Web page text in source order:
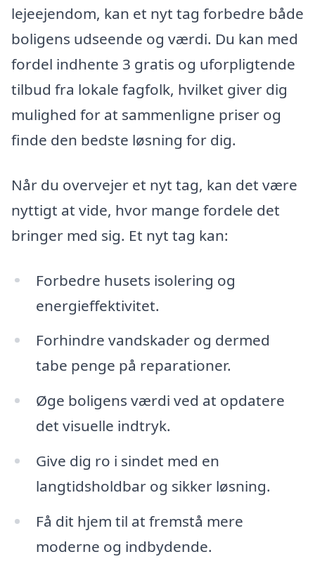
lejeejendom, kan et nyt tag forbedre både
boligens udseende og værdi. Du kan med
fordel indhente 3 gratis og uforpligtende
tilbud fra lokale fagfolk, hvilket giver dig
mulighed for at sammenligne priser og
finde den bedste løsning for dig.
Når du overvejer et nyt tag, kan det være
nyttigt at vide, hvor mange fordele det
bringer med sig. Et nyt tag kan:
Forbedre husets isolering og
energieffektivitet.
Forhindre vandskader og dermed
tabe penge på reparationer.
Øge boligens værdi ved at opdatere
det visuelle indtryk.
Give dig ro i sindet med en
langtidsholdbar og sikker løsning.
Få dit hjem til at fremstå mere
moderne og indbydende.